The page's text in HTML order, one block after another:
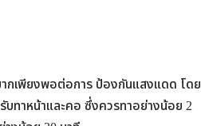
กเพียงพอต่อการ ป้องกันแสงแดด โดย
ทาหน้าและคอ ซึ่งควรทาอย่างน้อย 2